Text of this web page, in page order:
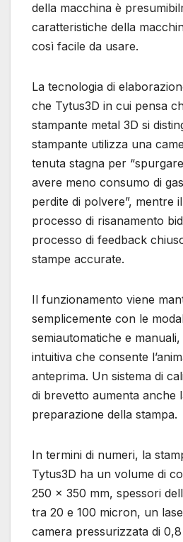
della macchina è
caratteristiche della
così facile da usare.
La tecnologia di
che Tytus3D in cui pensa
stampante metal 3D si
stampante utilizza una
tenuta stagna per
avere meno consumo di
perdite di polvere”, mentre
processo di risanamento
processo di feedback
stampe accurate.
Il funzionamento viene
semplicemente con le
semiautomatiche e
intuitiva che consente
anteprima. Un sistema di
di brevetto aumenta anche
preparazione della stampa.
In termini di numeri, la
Tytus3D ha un volume di
250 x 350 mm, spessori
tra 20 e 100 micron, un
camera pressurizzata di